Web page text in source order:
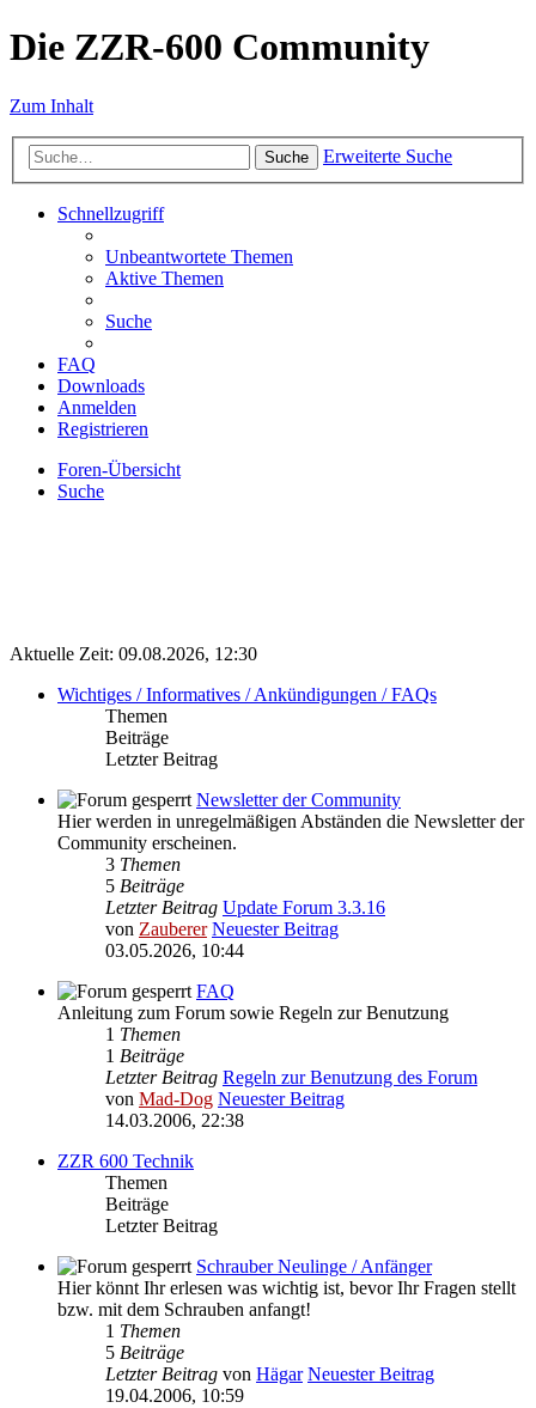
Die ZZR-600 Community
Zum Inhalt
Suche Erweiterte Suche
Schnellzugriff
Unbeantwortete Themen
Aktive Themen
Suche
FAQ
Downloads
Anmelden
Registrieren
Foren-Übersicht
Suche
Aktuelle Zeit: 09.08.2026, 12:30
Wichtiges / Informatives / Ankündigungen / FAQs
Themen
Beiträge
Letzter Beitrag
Newsletter der Community
Hier werden in unregelmäßigen Abständen die Newsletter der
Community erscheinen.
3 Themen
5 Beiträge
Letzter Beitrag Update Forum 3.3.16
von Zauberer Neuester Beitrag
03.05.2026, 10:44
FAQ
Anleitung zum Forum sowie Regeln zur Benutzung
1 Themen
1 Beiträge
Letzter Beitrag Regeln zur Benutzung des Forum
von Mad-Dog Neuester Beitrag
14.03.2006, 22:38
ZZR 600 Technik
Themen
Beiträge
Letzter Beitrag
Schrauber Neulinge / Anfänger
Hier könnt Ihr erlesen was wichtig ist, bevor Ihr Fragen stellt
bzw. mit dem Schrauben anfangt!
1 Themen
5 Beiträge
Letzter Beitrag von Hägar Neuester Beitrag
19.04.2006, 10:59